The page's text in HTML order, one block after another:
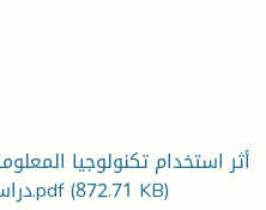
أثر استخدام تكنولوجيا
دراسة حالة مجموعة من المؤسسات.pdf(872.71 KB)